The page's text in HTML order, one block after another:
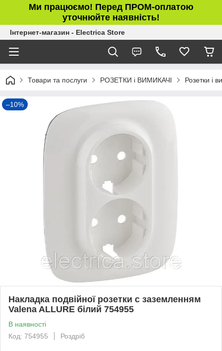
Ми працюємо! Перед ПРОМ-оплатою
уточнюйте наявність!
Інтернет-магазин - Electrica Store
Товари та послуги РОЗЕТКИ і ВИМИКАЧІ Розетки і
–10%
Накладка подвійної розетки с заземленням
Valena ALLURE білий 754955
В наявності
Код: 754955
Роздріб